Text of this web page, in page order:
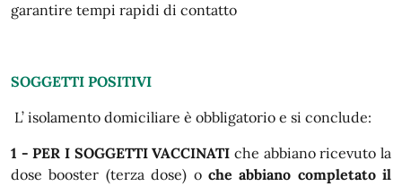
garantire tempi rapidi di contatto
SOGGETTI POSITIVI
L’ isolamento domiciliare è obbligatorio e si conclude:
1 - PER I SOGGETTI VACCINATI che abbiano ricevuto la
dose booster (terza dose) o che abbiano completato il